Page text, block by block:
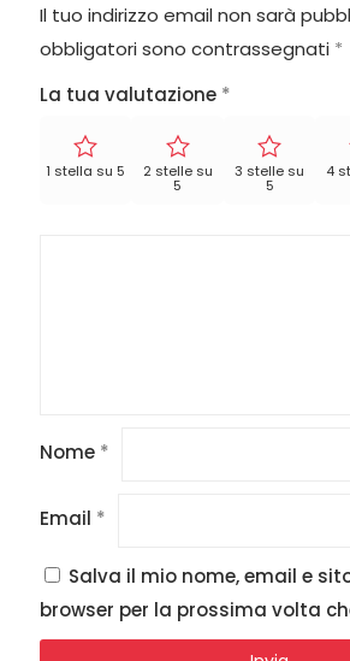
Il tuo indirizzo email non sarà
obbligatori sono contrassegnati *
La tua valutazione *
1 stella su 5 2 stelle su
5
3 stelle su
5
4
Nome *
Email *
Salva il mio nome, email e
browser per la prossima volta